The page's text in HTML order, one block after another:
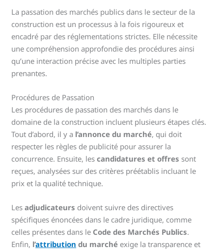
La passation des marchés publics dans le secteur de la
construction est un processus à la fois rigoureux et
encadré par des réglementations strictes. Elle nécessite
une compréhension approfondie des procédures ainsi
qu’une interaction précise avec les multiples parties
prenantes.
Procédures de Passation
Les procédures de passation des marchés dans le
domaine de la construction incluent plusieurs étapes clés.
Tout d’abord, il y a l’annonce du marché, qui doit
respecter les règles de publicité pour assurer la
concurrence. Ensuite, lescandidatures et offres sont
reçues, analysées sur des critères préétablis incluant le
prix et la qualité technique.
Lesadjudicateurs doivent suivre des directives
spécifiques énoncées dans le cadre juridique, comme
celles présentes dans le Code des Marchés Publics.
Enfin, l’attribution du marché exige la transparence et